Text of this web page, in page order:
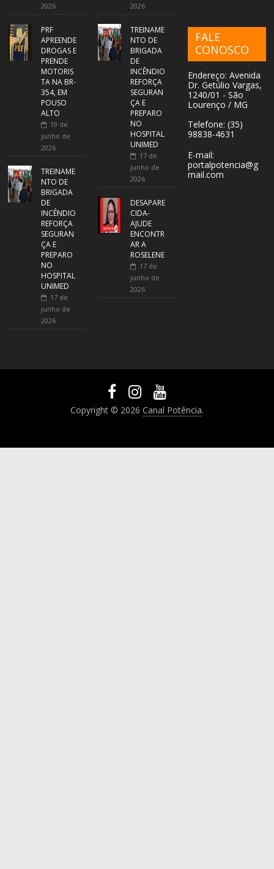
2026
PRF
APREENDE
DROGAS E
PRENDE
MOTORIS
TA NA BR-
354, EM
POUSO
ALTO
19 de
junho de
2026
TREINAME
NTO DE
BRIGADA
DE
INCÊNDIO
REFORÇA
SEGURAN
ÇA E
PREPARO
NO
HOSPITAL
UNIMED
17 de
junho de
2026
2026
TREINAME
NTO DE
BRIGADA
DE
INCÊNDIO
REFORÇA
SEGURAN
ÇA E
PREPARO
NO
HOSPITAL
UNIMED
17 de
junho de
2026
DESAPARE
CIDA-
AJUDE
ENCONTR
AR A
ROSELENE
17 de
junho de
2026
FALE
CONOSCO
Endereço: Avenida
Dr. Getúlio Vargas,
1240/01 - São
Lourenço / MG
Telefone: (35)
98838-4631
E-mail:
portalpotencia@g
mail.com
Copyright © 2026 Canal Potência.